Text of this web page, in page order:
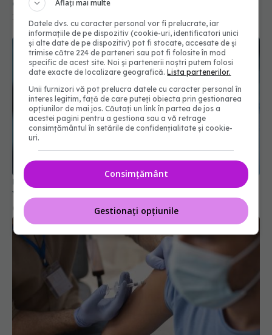
complet pentru copii, părinți și personal medical
10 noi 2025, 10:51
UE a autorizat vaccinul actualizat pentru COVID.
Vizează tulpina JN.1
09 oct 2024, 18:07
Aflați mai multe
Datele dvs. cu caracter personal vor fi prelucrate, iar
informațiile de pe dispozitiv (cookie-uri, identificatori unici
și alte date de pe dispozitiv) pot fi stocate, accesate de și
trimise către 224 de parteneri sau pot fi folosite în mod
specific de acest site. Noi și partenerii noștri putem folosi
date exacte de localizare geografică.Lista partenerilor.
Unii furnizori vă pot prelucra datele cu caracter personal în
interes legitim, față de care puteți obiecta prin gestionarea
opțiunilor de mai jos. Căutați un link în partea de jos a
acestei pagini pentru a gestiona sau a vă retrage
consimțământul în setările de confidențialitate și cookie-
uri.
Consimțământ
Gestionați opțiunile